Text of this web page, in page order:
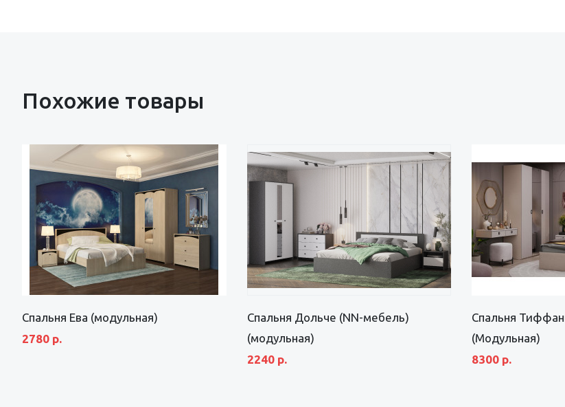
Похожие товары
Спальня Ева (модульная)
2780 р.
Спальня Дольче (NN-мебель)
(модульная)
2240 р.
Спальня
(Модульная)
8300 р.